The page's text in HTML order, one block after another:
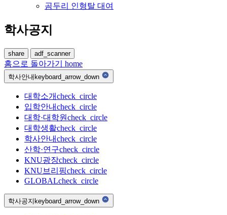
곰두리 인형탈 대여
학사공지
share adf_scanner
홈으로 돌아가기 home
학사안내keyboard_arrow_down
대학소개check_circle
입학안내check_circle
대학·대학원check_circle
대학생활check_circle
학사안내check_circle
산학·연구check_circle
KNU광장check_circle
KNU브리핑check_circle
GLOBALcheck_circle
학사공지keyboard_arrow_down